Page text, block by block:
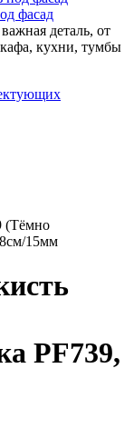
фасад
деталь, от
кухни, тумбы
(Тёмно
15мм
PF739,